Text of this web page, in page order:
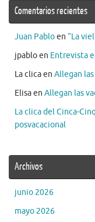
Comentarios recientes
Juan Pabloen “La
jpabloen Entrevista
La clicaen Allegan
Elisaen Allegan las
La clica del Cinca-
posvacacional
Archivos
junio 2026
mayo 2026